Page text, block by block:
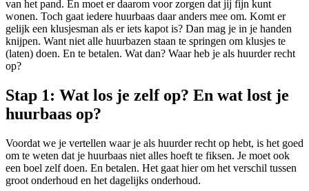
van het pand. En moet er daarom voor zorgen dat jij fijn kunt
wonen. Toch gaat iedere huurbaas daar anders mee om. Komt er
gelijk een klusjesman als er iets kapot is? Dan mag je in je handen
knijpen. Want niet alle huurbazen staan te springen om klusjes te
(laten) doen. En te betalen. Wat dan? Waar heb je als huurder recht
op?
Stap 1: Wat los je zelf op? En wat lost je
huurbaas op?
Voordat we je vertellen waar je als huurder recht op hebt, is het goed
om te weten dat je huurbaas niet alles hoeft te fiksen. Je moet ook
een boel zelf doen. En betalen. Het gaat hier om het verschil tussen
groot onderhoud en het dagelijks onderhoud.